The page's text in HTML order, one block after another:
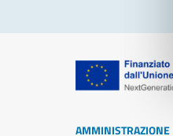
AMMINISTRAZIONE